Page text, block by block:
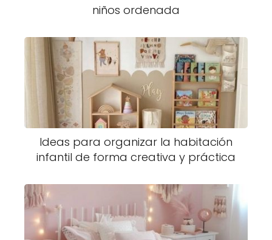
niños ordenada
Ideas para organizar la habitación
infantil de forma creativa y práctica